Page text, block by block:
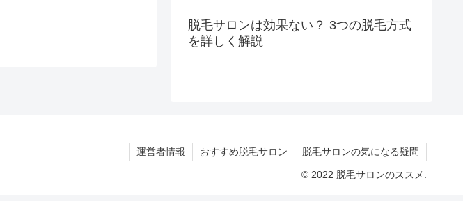
脱毛サロンは効果ない？ 3つの脱毛方式
を詳しく解説
運営者情報 おすすめ脱毛サロン 脱毛サロンの気になる疑問
© 2022 脱毛サロンのススメ.